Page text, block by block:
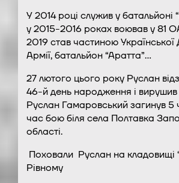
У 2014 році служив у батальйоні
у 2015-2016 роках воював у 81
2019 став частиною
Армії, батальйон “Аратта”…
27 лютого цього року Руслан
46-й день народження і
Руслан Гамаровський загинув 5
час бою біля села Полтавка
області.
Поховали Руслан на кладовищі
Рівному